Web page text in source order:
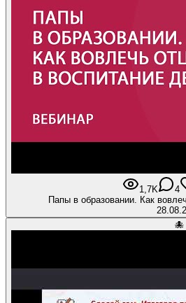
1,7K 4
Папы в образовании. Как
🐙